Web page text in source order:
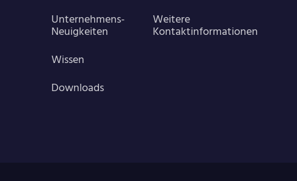
Unternehmens-
Neuigkeiten
Wissen
Downloads
Weitere
Kontaktinformationen